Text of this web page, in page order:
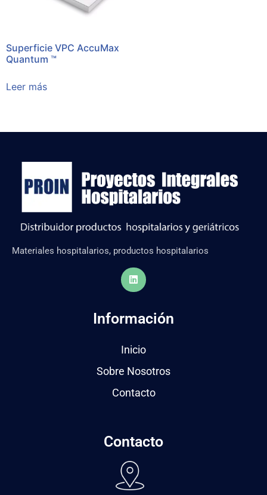
Superficie VPC AccuMax
Quantum ™
Leer más
Materiales hospitalarios, productos hospitalarios
Información
Inicio
Sobre Nosotros
Contacto
Contacto